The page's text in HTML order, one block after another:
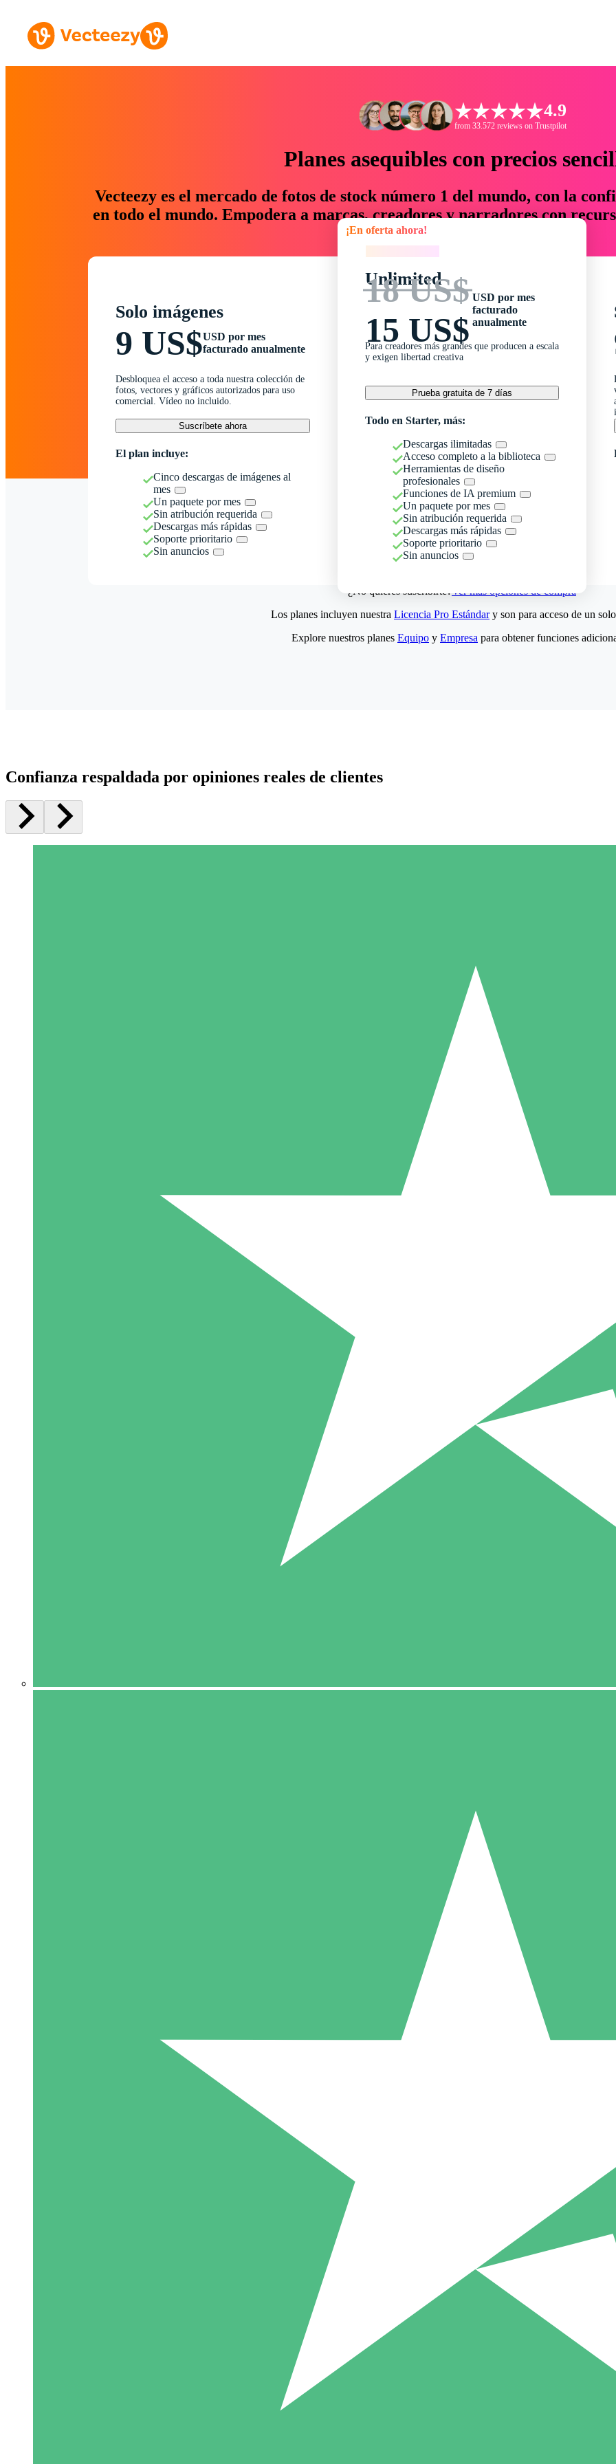
4.9
from 33.572 reviews on Trustpilot
Planes asequibles con precios
Vecteezy es el mercado de fotos de stock número 1 del mundo, con la
en todo el mundo. Empodera a marcas, creadores y narradores con
un 76 % en tiempo y presupuesto.
Solo imágenes
9 US$USD por mes
facturado anualmente
Desbloquea el acceso a toda nuestra colección de
fotos, vectores y gráficos autorizados para uso
comercial. Vídeo no incluido.
Suscríbete ahora
El plan incluye:
Cinco descargas de imágenes al
mes
Un paquete por mes
Sin atribución requerida
Descargas más rápidas
Soporte prioritario
Sin anuncios
¡En oferta ahora!
Unlimited
18 US$
15 US$
USD por mes
facturado
anualmente
Para creadores más grandes que producen a escala
y exigen libertad creativa
Prueba gratuita de 7 días
Todo en Starter, más:
Descargas ilimitadas
Acceso completo a la biblioteca
Herramientas de diseño
profesionales
Funciones de IA premium
Un paquete por mes
Sin atribución requerida
Descargas más rápidas
Soporte prioritario
Sin anuncios
¿No quieres suscribirte?Ver más opciones de compra
5 Descargas
15
Los planes incluyen nuestra Licencia Pro Estándary son para acceso de un
Explore nuestros planes Equipo y Empresa para obtener funciones
Confianza respaldada por opiniones reales de clientes